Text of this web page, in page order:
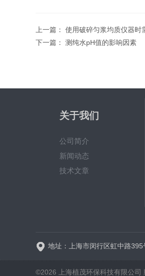
上一篇： 使用破碎匀浆均质仪器时
下一篇： 测纯水pH值的影响因素
关于我们
公司简介
新闻动态
技术文章
地址：上海市闵行区虹中路395
©2026 上海植茂环保科技有限公司